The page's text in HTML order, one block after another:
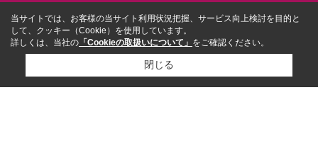
当サイトでは、お客様の当サイト利用状況把握、サービス向上検討を目的と
して、クッキー（Cookie）を使用しています。
詳しくは、当社の 「Cookieの取扱いについて」 をご確認ください。
閉じる